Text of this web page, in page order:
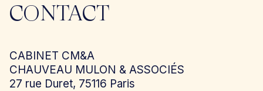
CONTACT
CABINET CM&A
CHAUVEAU MULON & ASSOCIÉS
27 rue Duret, 75116 Paris